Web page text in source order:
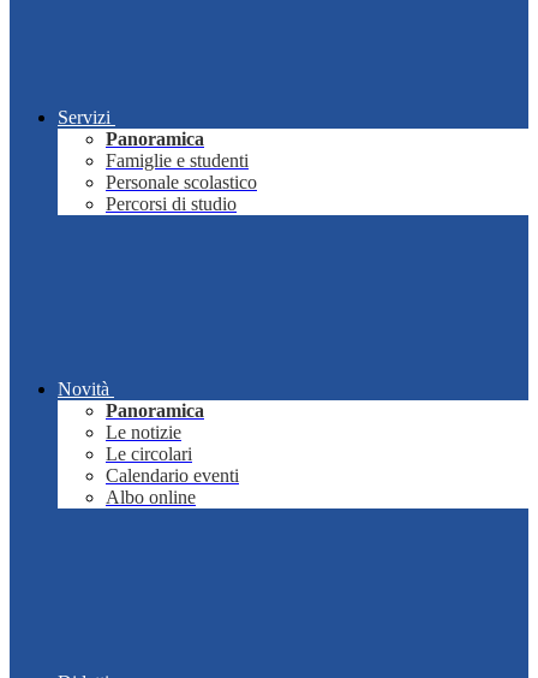
Servizi
Panoramica
Famiglie e studenti
Personale scolastico
Percorsi di studio
Novità
Panoramica
Le notizie
Le circolari
Calendario eventi
Albo online